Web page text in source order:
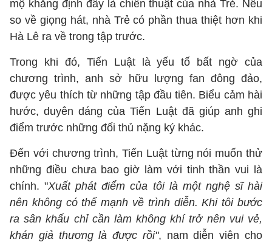
mộ khẳng định đây là chiến thuật của nhà Trẻ. Nếu
so về giọng hát, nhà Trẻ có phần thua thiệt hơn khi
Hà Lê ra về trong tập trước.
Trong khi đó, Tiến Luật là yếu tố bất ngờ của
chương trình, anh sở hữu lượng fan đông đảo,
được yêu thích từ những tập đầu tiên. Biểu cảm hài
hước, duyên dáng của Tiến Luật đã giúp anh ghi
điểm trước những đối thủ nặng ký khác.
Đến với chương trình, Tiến Luật từng nói muốn thử
những điều chưa bao giờ làm với tinh thần vui là
chính. "Xuất phát điểm của tôi là một nghệ sĩ hài
nên không có thế mạnh về trình diễn. Khi tôi bước
ra sân khấu chỉ cần làm không khí trở nên vui vẻ,
khán giả thương là được rồi", nam diễn viên cho